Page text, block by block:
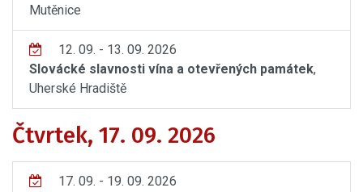
Mutěnice
12. 09. - 13. 09. 2026
Slovácké slavnosti vína a otevřených památek,
Uherské Hradiště
Čtvrtek, 17. 09. 2026
17. 09. - 19. 09. 2026